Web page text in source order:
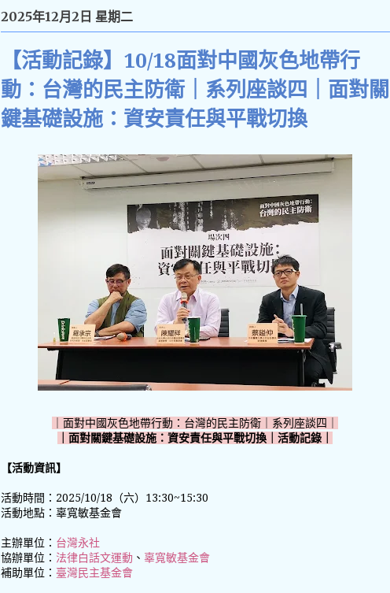
2025年12月2日 星期二
【活動記錄】10/18面對中國灰色地帶行
動：台灣的民主防衛｜系列座談四｜面對關
鍵基礎設施：資安責任與平戰切換
｜面對中國灰色地帶行動：台灣的民主防衛｜系列座談四｜
｜面對關鍵基礎設施：資安責任與平戰切換｜ 活動記錄｜
【活動資訊】
活動時間：2025/10/18（六）13:30~15:30
活動地點：辜寬敏基金會
主辦單位： 台灣永社
協辦單位： 法律白話文運動 、 辜寬敏基金會
補助單位： 臺灣民主基金會